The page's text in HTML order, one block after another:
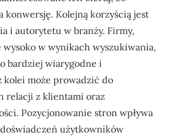
konwersję. Kolejną korzyścią jest
i autorytetu w branży. Firmy,
wysoko w wynikach wyszukiwania,
bardziej wiarygodne i
kolei może prowadzić do
relacji z klientami oraz
Pozycjonowanie stron wpływa
użytkowników